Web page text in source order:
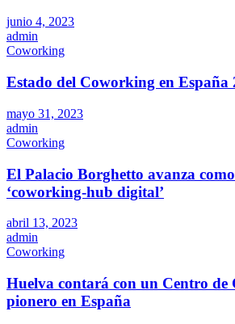
junio 4, 2023
admin
Coworking
Estado del Coworking en España
mayo 31, 2023
admin
Coworking
El Palacio Borghetto avanza
‘coworking-hub digital’
abril 13, 2023
admin
Coworking
Huelva contará con un Centro de
pionero en España